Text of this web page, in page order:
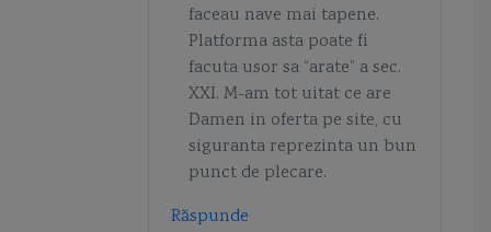
faceau nave mai tapene.
Platforma asta poate fi
facuta usor sa “arate” a sec.
XXI. M-am tot uitat ce are
Damen in oferta pe site, cu
siguranta reprezinta un bun
punct de plecare.
Răspunde